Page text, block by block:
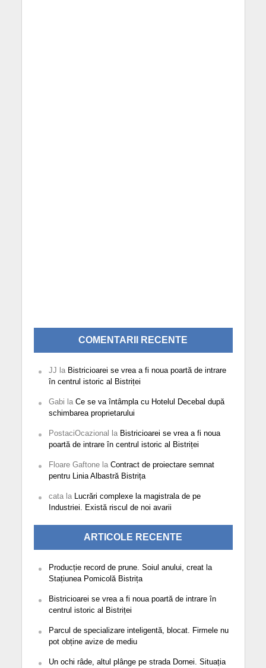
COMENTARII RECENTE
JJ la Bistricioarei se vrea a fi noua poartă de intrare
în centrul istoric al Bistriței
Gabi la Ce se va întâmpla cu Hotelul Decebal după
schimbarea proprietarului
PostaciOcazional la Bistricioarei se vrea a fi noua
poartă de intrare în centrul istoric al Bistriței
Floare Gaftonela Contract de proiectare semnat
pentru Linia Albastră Bistrița
catala Lucrări complexe la magistrala de pe
Industriei. Există riscul de noi avarii
ARTICOLE RECENTE
Producție record de prune. Soiul anului, creat la
Stațiunea Pomicolă Bistrița
Bistricioarei se vrea a fi noua poartă de intrare în
centrul istoric al Bistriței
Parcul de specializare inteligentă, blocat. Firmele nu
pot obține avize de mediu
Un ochi râde, altul plânge pe strada Dornei. Situația